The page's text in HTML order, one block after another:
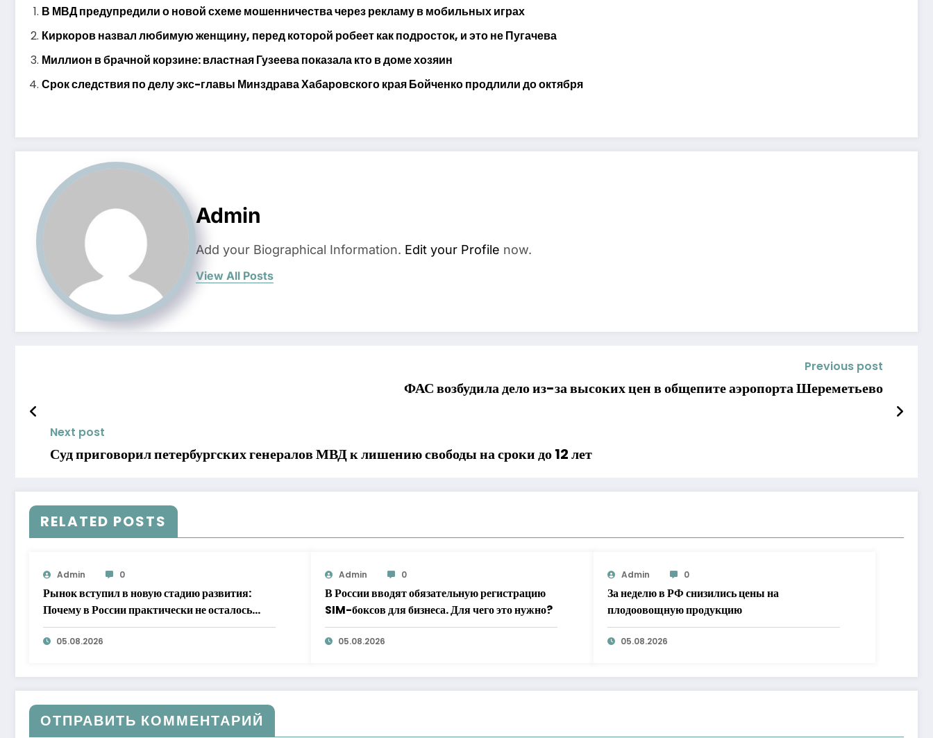
В МВД предупредили о новой схеме мошенничества через рекламу в мобильных играх
Киркоров назвал любимую женщину, перед которой робеет как подросток, и это не Пугачева
Миллион в брачной корзине: властная Гузеева показала кто в доме хозяин
Срок следствия по делу экс-главы Минздрава Хабаровского края Бойченко продлили до октября
Admin
Add your Biographical Information. Edit your Profile now.
View All Posts
Previous post
ФАС возбудила дело из-за высоких цен в общепите аэропорта Шереметьево
Next post
Суд приговорил петербургских генералов МВД к лишению свободы на сроки до 12 лет
RELATED POSTS
Admin 0
Рынок вступил в новую стадию развития:
Почему в России практически не осталось
бесплатной доставки продуктов
05.08.2026
Admin 0
В России вводят обязательную регистрацию
SIM-боксов для бизнеса. Для чего это нужно?
05.08.2026
Admin 0
За неделю в РФ снизились цены на
плодоовощную продукцию
05.08.2026
ОТПРАВИТЬ КОММЕНТАРИЙ